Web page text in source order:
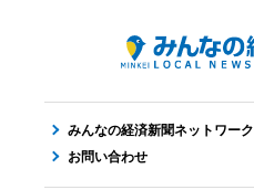
みんなの経済新聞ネットワーク
お問い合わせ